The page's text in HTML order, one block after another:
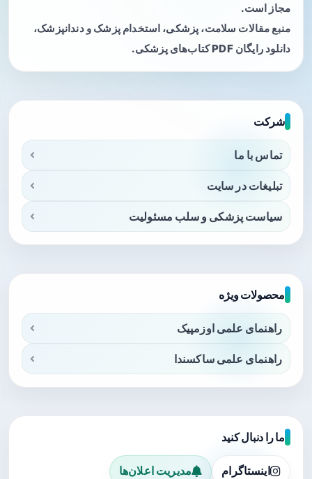
مجاز است.
منبع مقالات سلامت، پزشکی، استخدام پزشک و دندانپزشک،
دانلود رایگان PDF کتاب‌های پزشکی.
شرکت
تماس با ما
تبلیغات در سایت
سیاست پزشکی و سلب مسئولیت
محصولات ویژه
راهنمای علمی اوزمپیک
راهنمای علمی ساکسندا
ما را دنبال کنید
اینستاگرام مدیریت اعلان‌ها